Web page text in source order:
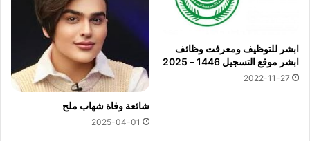
ابشر للتوظيف ومعرفت وظائف
ابشر موقع التسجيل 1446 – 2025
2022-11-27
شائعة وفاة شهاب ملح
2025-04-01